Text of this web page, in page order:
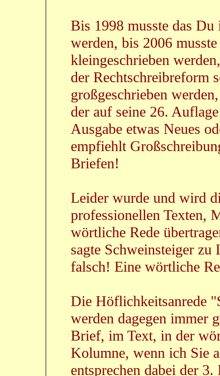
Bis 1998 musste das
werden, bis 2006
kleingeschrieben
der Rechtschreibreform
großgeschrieben
der auf seine 26.
Ausgabe etwas Neues
empfiehlt
Briefen!
Leider wurde und wird
professionellen Texten,
wörtliche Rede
sagte Schweinsteiger
falsch! Eine wörtliche
Die Höflichkeitsanrede
werden dagegen immer
Brief, im Text, in der
Kolumne, wenn ich Sie
entsprechen dabei der